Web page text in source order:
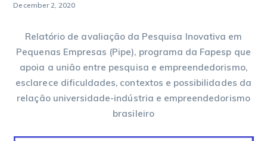
December 2, 2020
Relatório de avaliação da Pesquisa Inovativa em
Pequenas Empresas (Pipe), programa da Fapesp que
apoia a união entre pesquisa e empreendedorismo,
esclarece dificuldades, contextos e possibilidades da
relação universidade-indústria e empreendedorismo
brasileiro